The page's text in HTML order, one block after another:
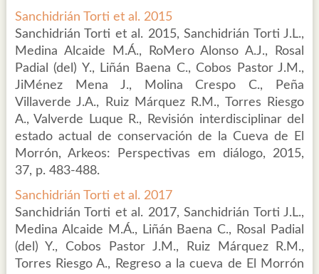
Sanchidrián Torti et al. 2015
Sanchidrián Torti et al. 2015, Sanchidrián Torti J.L.,
Medina Alcaide M.Á., RoMero Alonso A.J., Rosal
Padial (del) Y., Liñán Baena C., Cobos Pastor J.M.,
JiMénez Mena J., Molina Crespo C., Peña
Villaverde J.A., Ruiz Márquez R.M., Torres Riesgo
A., Valverde Luque R., Revisión interdisciplinar del
estado actual de conservación de la Cueva de El
Morrón, Arkeos: Perspectivas em diálogo, 2015,
37, p. 483-488.
Sanchidrián Torti et al. 2017
Sanchidrián Torti et al. 2017, Sanchidrián Torti J.L.,
Medina Alcaide M.Á., Liñán Baena C., Rosal Padial
(del) Y., Cobos Pastor J.M., Ruiz Márquez R.M.,
Torres Riesgo A., Regreso a la cueva de El Morrón